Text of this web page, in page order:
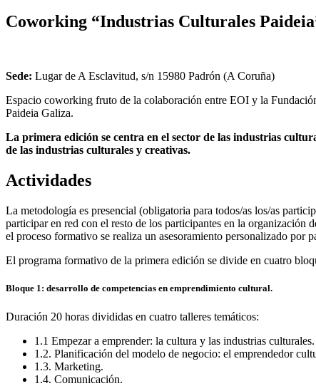
Coworking “Industrias Culturales
Sede: Lugar de A Esclavitud, s/n 15980 Padrón (A Coruña)
Espacio coworking fruto de la colaboración entre EOI y la
Paideia Galiza.
La primera edición se centra en el sector de las industrias
de las industrias culturales y creativas.
Actividades
La metodología es presencial (obligatoria para todos/as los/as
participar en red con el resto de los participantes en la
el proceso formativo se realiza un asesoramiento personalizado por
El programa formativo de la primera edición se divide en cuatro
Bloque 1: desarrollo de competencias en emprendimiento cultural.
Duración 20 horas divididas en cuatro talleres temáticos:
1.1 Empezar a emprender: la cultura y las industrias culturales.
1.2. Planificación del modelo de negocio: el emprendedor
1.3. Marketing.
1.4. Comunicación.